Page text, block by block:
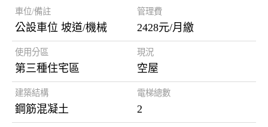
車位/備註
公設車位 坡道/機械
管理費
2428元/月繳
使用分區
第三種住宅區
現況
空屋
建築結構
鋼筋混凝土
電梯總數
2